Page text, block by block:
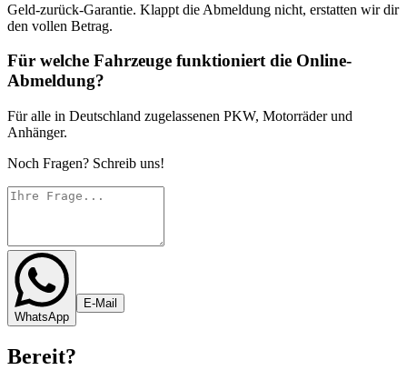
Geld-zurück-Garantie. Klappt die Abmeldung nicht, erstatten wir dir
den vollen Betrag.
Für welche Fahrzeuge funktioniert die Online-
Abmeldung?
Für alle in Deutschland zugelassenen PKW, Motorräder und
Anhänger.
Noch Fragen? Schreib uns!
WhatsApp
E-Mail
Bereit?